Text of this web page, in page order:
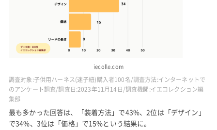
iecolle.com
調査対象:子供用ハーネス(迷子紐)購入者100名/調査方法:インターネットで
のアンケート調査/調査日:2023年11月14日/調査機関:イエコレクション編
集部
最も多かった回答は、「装着方法」で43%、2位は「デザイン」
で34%、3位は「価格」で15%という結果に。